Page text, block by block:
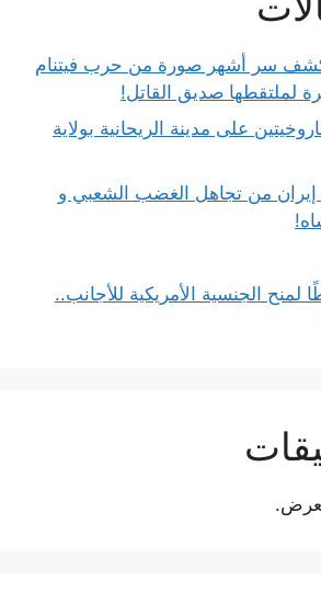
سر أشهر صورة من حرب فيتنام
لملتقطها صديق القاتل!
على مدينة الريحانية بولاية
إيران من تجاهل الغضب الشعبي و
الجنسية الأمريكية للأجانب..